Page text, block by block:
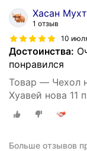
Хасан
1 отзыв
10
Достоинства:
понравился
Товар — Чехол
Хуавей нова 11
магнитом
Больше отзывов